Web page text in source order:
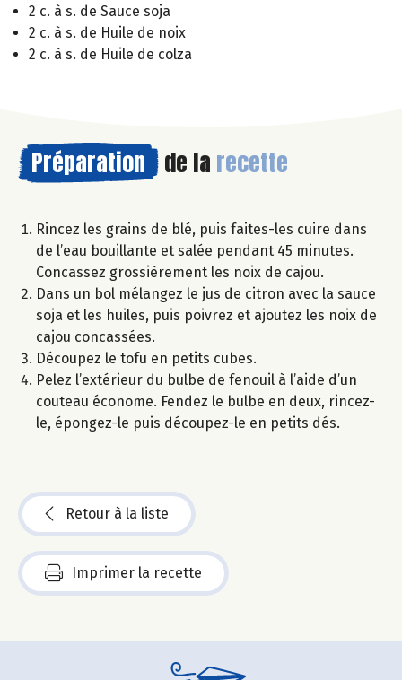
2 c. à s. de Sauce soja
2 c. à s. de Huile de noix
2 c. à s. de Huile de colza
Préparation de la recette
Rincez les grains de blé, puis faites-les cuire dans
de l’eau bouillante et salée pendant 45 minutes.
Concassez grossièrement les noix de cajou.
Dans un bol mélangez le jus de citron avec la sauce
soja et les huiles, puis poivrez et ajoutez les noix de
cajou concassées.
Découpez le tofu en petits cubes.
Pelez l’extérieur du bulbe de fenouil à l’aide d’un
couteau économe. Fendez le bulbe en deux, rincez-
le, épongez-le puis découpez-le en petits dés.
Retour à la liste
Imprimer la recette